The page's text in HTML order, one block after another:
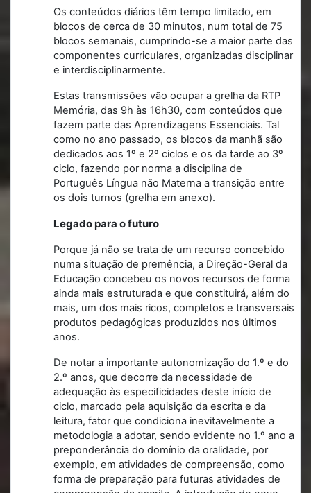
Os conteúdos diários têm tempo limitado, em
blocos de cerca de 30 minutos, num total de 75
blocos semanais, cumprindo-se a maior parte das
componentes curriculares, organizadas disciplinar
e interdisciplinarmente.
Estas transmissões vão ocupar a grelha da RTP
Memória, das 9h às 16h30, com conteúdos que
fazem parte das Aprendizagens Essenciais. Tal
como no ano passado, os blocos da manhã são
dedicados aos 1º e 2º ciclos e os da tarde ao 3º
ciclo, fazendo por norma a disciplina de
Português Língua não Materna a transição entre
os dois turnos (grelha em anexo).
Legado para o futuro
Porque já não se trata de um recurso concebido
numa situação de premência, a Direção-Geral da
Educação concebeu os novos recursos de forma
ainda mais estruturada e que constituirá, além do
mais, um dos mais ricos, completos e transversais
produtos pedagógicas produzidos nos últimos
anos.
De notar a importante autonomização do 1.º e do
2.º anos, que decorre da necessidade de
adequação às especificidades deste início de
ciclo, marcado pela aquisição da escrita e da
leitura, fator que condiciona inevitavelmente a
metodologia a adotar, sendo evidente no 1.º ano a
preponderância do domínio da oralidade, por
exemplo, em atividades de compreensão, como
forma de preparação para futuras atividades de